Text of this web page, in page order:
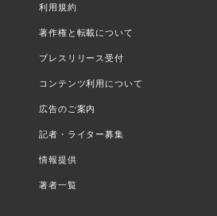
利用規約
著作権と転載について
プレスリリース受付
コンテンツ利用について
広告のご案内
記者・ライター募集
情報提供
著者一覧